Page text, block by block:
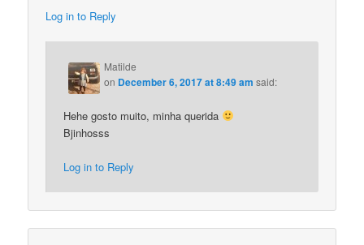
Log in to Reply
Matilde
on December 6, 2017 at 8:49 am said:
Hehe gosto muito, minha querida
Bjinhosss
Log in to Reply